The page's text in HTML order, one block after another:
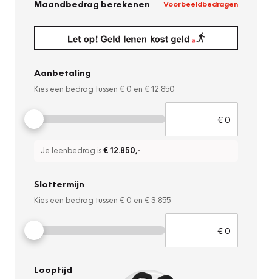
Maandbedrag berekenen Voorbeeldbedragen
Aanbetaling
Kies een bedrag tussen € 0 en € 12.850
Je leenbedrag is€ 12.850,-
Slottermijn
Kies een bedrag tussen € 0 en € 3.855
Looptijd